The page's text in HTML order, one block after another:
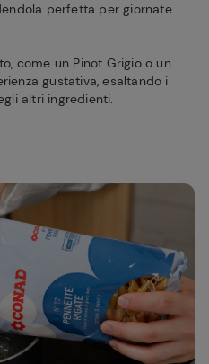
perfetta per giornate
come un Pinot Grigio o un
gustativa, esaltando i
altri ingredienti.